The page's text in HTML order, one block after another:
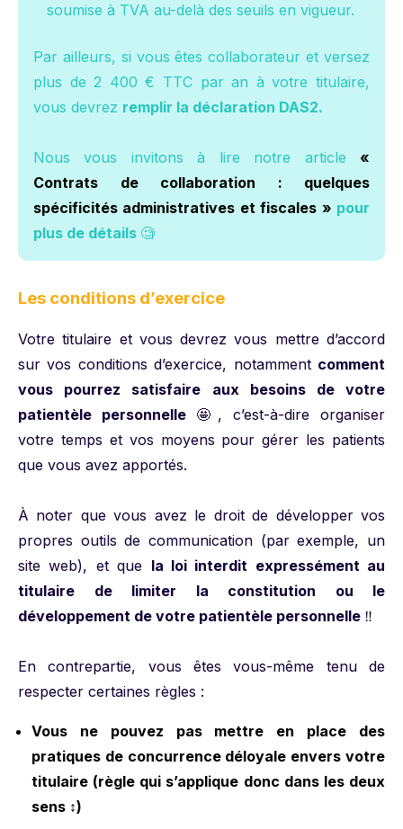
soumise à TVA au-delà des seuils en vigueur.
Par ailleurs, si vous êtes collaborateur et versez
plus de 2 400 € TTC par an à votre titulaire,
vous devrez remplir la déclaration DAS2.
Nous vous invitons à lire notre article «
Contrats de collaboration : quelques
spécificités administratives et fiscales » pour
plus de détails 🧐
Les conditions d’exercice
Votre titulaire et vous devrez vous mettre d’accord
sur vos conditions d’exercice, notamment comment
vous pourrez satisfaire aux besoins de votre
patientèle personnelle 🤩, c’est-à-dire organiser
votre temps et vos moyens pour gérer les patients
que vous avez apportés.
À noter que vous avez le droit de développer vos
propres outils de communication (par exemple, un
site web), et que la loi interdit expressément au
titulaire de limiter la constitution ou le
développement de votre patientèle personnelle ‼️
En contrepartie, vous êtes vous-même tenu de
respecter certaines règles :
Vous ne pouvez pas mettre en place des
pratiques de concurrence déloyale envers votre
titulaire (règle qui s’applique donc dans les deux
sens ↕️)